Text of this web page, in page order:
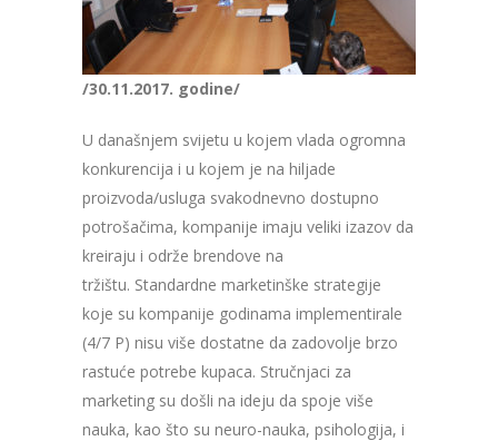
/30.11.2017. godine/
U današnjem svijetu u kojem vlada ogromna
konkurencija i u kojem je na hiljade
proizvoda/usluga svakodnevno dostupno
potrošačima, kompanije imaju veliki izazov da
kreiraju i održe brendove na
tržištu. Standardne marketinške strategije
koje su kompanije godinama implementirale
(4/7 P) nisu više dostatne da zadovolje brzo
rastuće potrebe kupaca. Stručnjaci za
marketing su došli na ideju da spoje više
nauka, kao što su neuro-nauka, psihologija, i